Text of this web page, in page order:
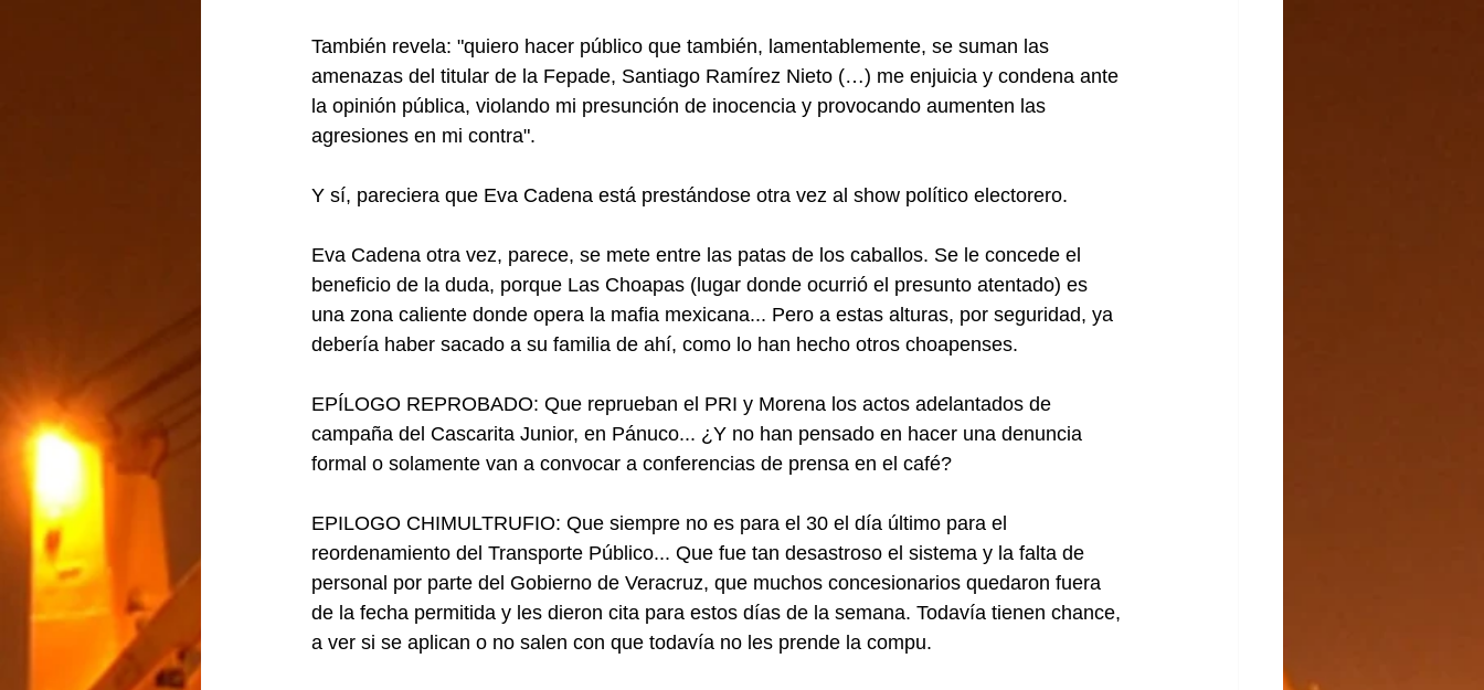
También revela: "quiero hacer público que también, lamentablemente, se suman las
amenazas del titular de la Fepade, Santiago Ramírez Nieto (…) me enjuicia y condena ante
la opinión pública, violando mi presunción de inocencia y provocando aumenten las
agresiones en mi contra".
Y sí, pareciera que Eva Cadena está prestándose otra vez al show político electorero.
Eva Cadena otra vez, parece, se mete entre las patas de los caballos. Se le concede el
beneficio de la duda, porque Las Choapas (lugar donde ocurrió el presunto atentado) es
una zona caliente donde opera la mafia mexicana... Pero a estas alturas, por seguridad, ya
debería haber sacado a su familia de ahí, como lo han hecho otros choapenses.
EPÍLOGO REPROBADO: Que reprueban el PRI y Morena los actos adelantados de
campaña del Cascarita Junior, en Pánuco... ¿Y no han pensado en hacer una denuncia
formal o solamente van a convocar a conferencias de prensa en el café?
EPILOGO CHIMULTRUFIO: Que siempre no es para el 30 el día último para el
reordenamiento del Transporte Público... Que fue tan desastroso el sistema y la falta de
personal por parte del Gobierno de Veracruz, que muchos concesionarios quedaron fuera
de la fecha permitida y les dieron cita para estos días de la semana. Todavía tienen chance,
a ver si se aplican o no salen con que todavía no les prende la compu.